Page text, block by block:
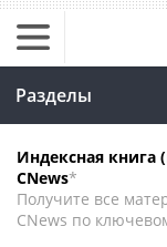
Разделы
Индексная книга
CNews*
Получите все
CNews по